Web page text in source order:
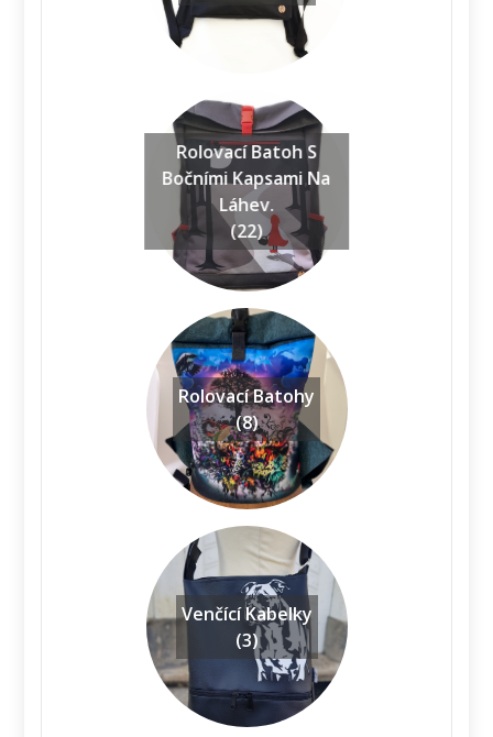
Rolovací Batoh S
Bočními Kapsami Na
Láhev.
(22)
Rolovací Batohy
(8)
Venčící Kabelky
(3)